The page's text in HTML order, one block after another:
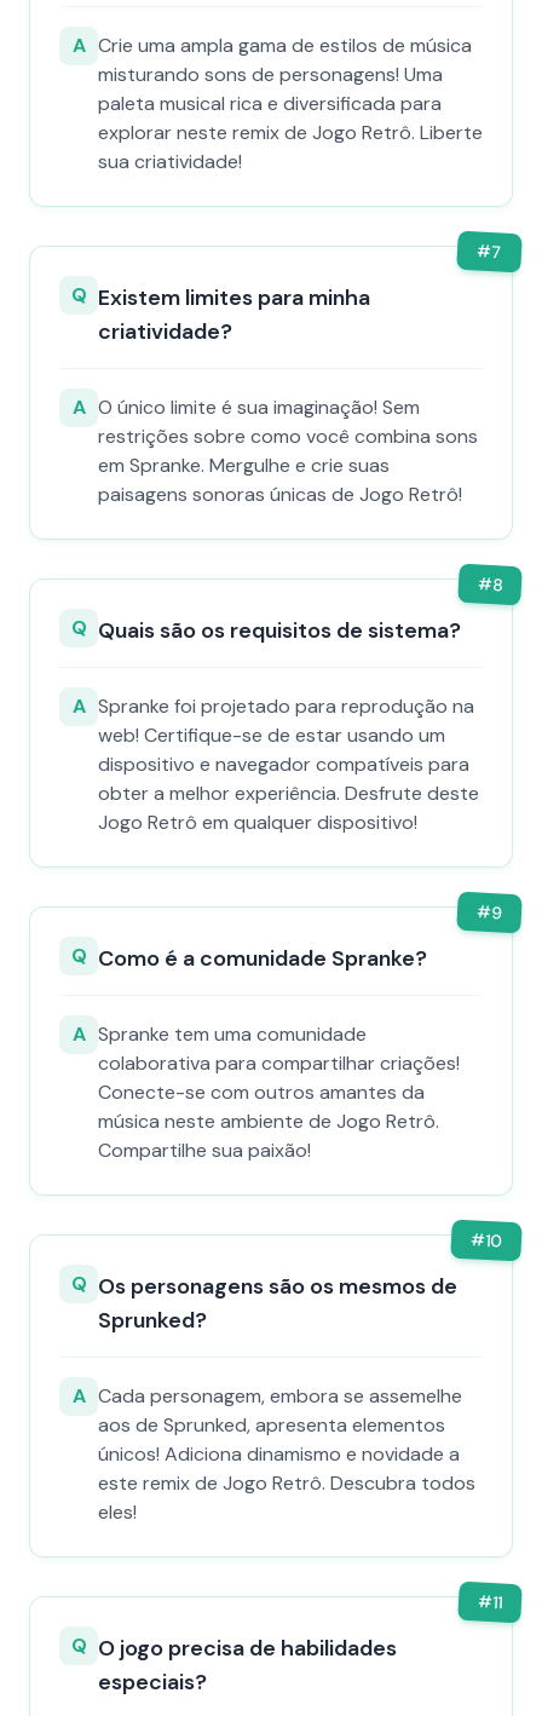
A Crie uma ampla gama de estilos de música
misturando sons de personagens! Uma
paleta musical rica e diversificada para
explorar neste remix de Jogo Retrô. Liberte
sua criatividade!
#7
Q Existem limites para minha
criatividade?
A O único limite é sua imaginação! Sem
restrições sobre como você combina sons
em Spranke. Mergulhe e crie suas
paisagens sonoras únicas de Jogo Retrô!
#8
Q Quais são os requisitos de sistema?
A Spranke foi projetado para reprodução na
web! Certifique-se de estar usando um
dispositivo e navegador compatíveis para
obter a melhor experiência. Desfrute deste
Jogo Retrô em qualquer dispositivo!
#9
Q Como é a comunidade Spranke?
A Spranke tem uma comunidade
colaborativa para compartilhar criações!
Conecte-se com outros amantes da
música neste ambiente de Jogo Retrô.
Compartilhe sua paixão!
#10
Q Os personagens são os mesmos de
Sprunked?
A Cada personagem, embora se assemelhe
aos de Sprunked, apresenta elementos
únicos! Adiciona dinamismo e novidade a
este remix de Jogo Retrô. Descubra todos
eles!
#11
Q O jogo precisa de habilidades
especiais?